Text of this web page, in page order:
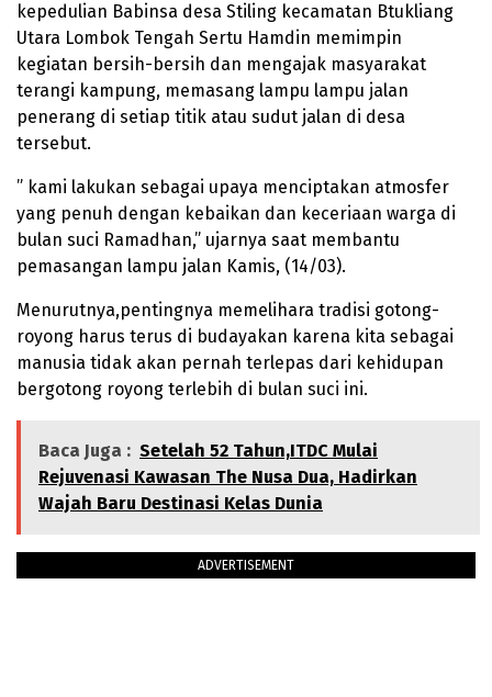
kepedulian Babinsa desa Stiling kecamatan Btukliang
Utara Lombok Tengah Sertu Hamdin memimpin
kegiatan bersih-bersih dan mengajak masyarakat
terangi kampung, memasang lampu lampu jalan
penerang di setiap titik atau sudut jalan di desa
tersebut.
” kami lakukan sebagai upaya menciptakan atmosfer
yang penuh dengan kebaikan dan keceriaan warga di
bulan suci Ramadhan,” ujarnya saat membantu
pemasangan lampu jalan Kamis, (14/03).
Menurutnya,pentingnya memelihara tradisi gotong-
royong harus terus di budayakan karena kita sebagai
manusia tidak akan pernah terlepas dari kehidupan
bergotong royong terlebih di bulan suci ini.
Baca Juga : Setelah 52 Tahun,ITDC Mulai
Rejuvenasi Kawasan The Nusa Dua, Hadirkan
Wajah Baru Destinasi Kelas Dunia
ADVERTISEMENT